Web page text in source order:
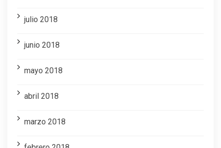
julio 2018
junio 2018
mayo 2018
abril 2018
marzo 2018